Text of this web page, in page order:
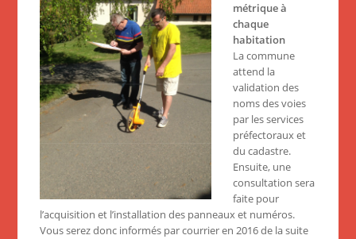
métrique à
chaque
habitation
La commune
attend la
validation des
noms des voies
par les services
préfectoraux et
du cadastre.
Ensuite, une
consultation sera
faite pour
l’acquisition et l’installation des panneaux et numéros.
Vous serez donc informés par courrier en 2016 de la suite